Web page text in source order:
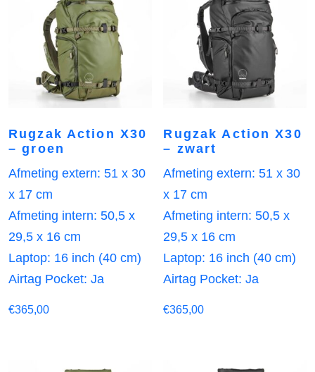
Rugzak Action X30
– groen
Afmeting extern: 51 x 30
x 17 cm
Afmeting intern: 50,5 x
29,5 x 16 cm
Laptop: 16 inch (40 cm)
Airtag Pocket: Ja
€365,00
Rugzak Action X30
– zwart
Afmeting extern: 51 x 30
x 17 cm
Afmeting intern: 50,5 x
29,5 x 16 cm
Laptop: 16 inch (40 cm)
Airtag Pocket: Ja
€365,00